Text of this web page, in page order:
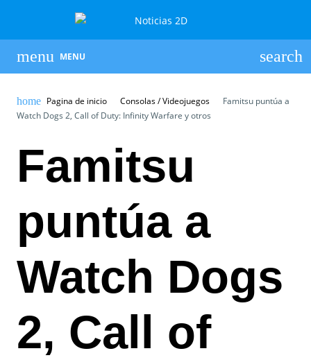
MENU
Pagina de inicio Consolas / Videojuegos
Famitsu puntúa a
Watch Dogs 2, Call of Duty: Infinity Warfare y otros
Famitsu
puntúa a
Watch Dogs
2, Call of